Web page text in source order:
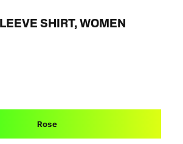
SHIRT, WOMEN
Rose